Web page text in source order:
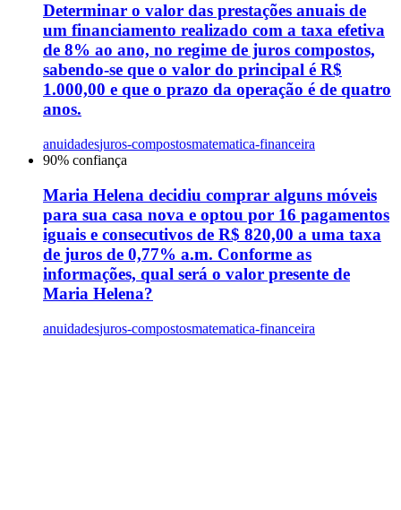
Determinar o valor das prestações anuais de
um financiamento realizado com a taxa efetiva
de 8% ao ano, no regime de juros compostos,
sabendo-se que o valor do principal é R$
1.000,00 e que o prazo da operação é de quatro
anos.
anuidadesjuros-compostosmatematica-financeira
90% confiança
Maria Helena decidiu comprar alguns móveis
para sua casa nova e optou por 16 pagamentos
iguais e consecutivos de R$ 820,00 a uma taxa
de juros de 0,77% a.m. Conforme as
informações, qual será o valor presente de
Maria Helena?
anuidadesjuros-compostosmatematica-financeira